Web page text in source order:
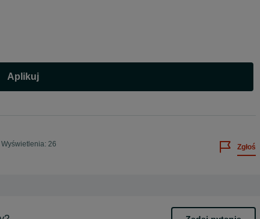
Aplikuj
Wyświetlenia: 26 Zgłoś